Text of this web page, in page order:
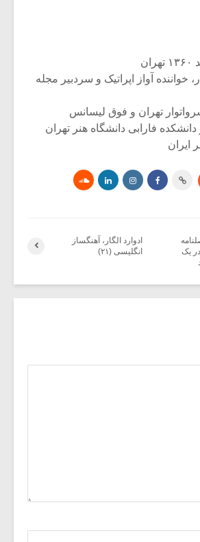
خواننده آواز اپراتیک و سردبیر مجله
تهران و فوق لیسانس
دانشکده فارابی دانشگاه هنر تهران
ایران
ادوارد الگار، آهنگساز
انگلیسی (۲۱)
۵ فصلنامه
یک